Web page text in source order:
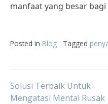
manfaat yang besar
Posted in Blog Tagged
Post
Solusi Terbaik Untuk
Mengatasi Mental Rusak